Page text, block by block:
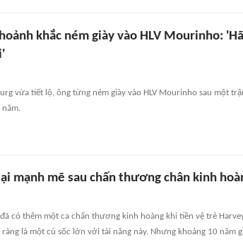
khắc ném giày vào HLV Mourinho:
vừa tiết lộ, ông từng ném giày vào HLV Mourinho sau một
năm.
mạnh mẽ sau chấn thương chân kinh
có thêm một ca chấn thương kinh hoàng khi tiền vệ trẻ
là một cú sốc lớn với tài năng này. Nhưng khoảng 10 năm